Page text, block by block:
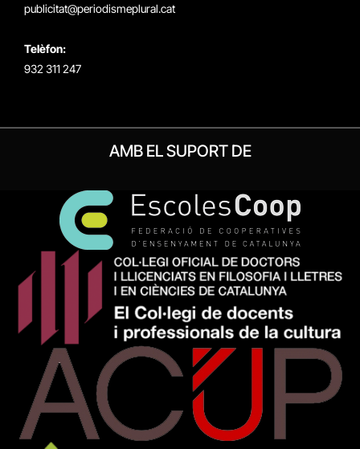
publicitat@periodismeplural.cat
Telèfon:
932 311 247
AMB EL SUPORT DE